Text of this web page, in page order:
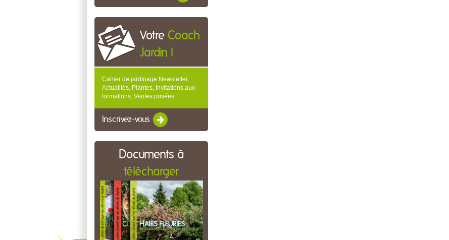
Votre Coach
Jardin !
Cahier de jardinage Newsletter,
Actualités, Plantes, Invitations aux
formations, Ventes privées...
Inscrivez-vous
Documents à
télécharger